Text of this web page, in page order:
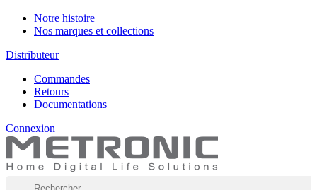
Notre histoire
Nos marques et collections
Distributeur
Commandes
Retours
Documentations
Connexion